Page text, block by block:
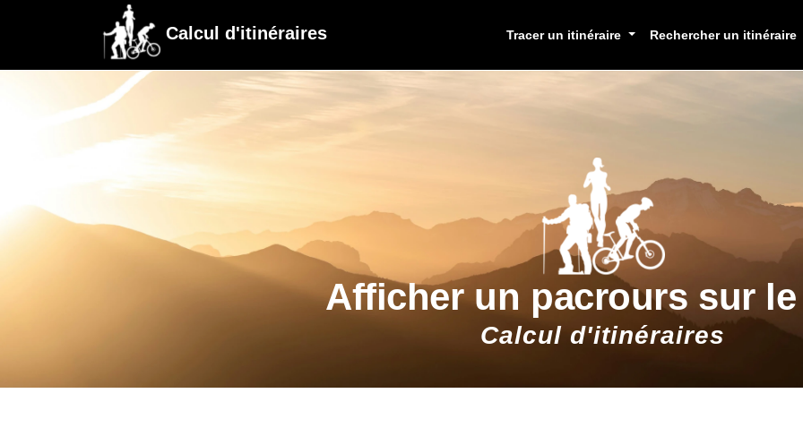
Calcul d'itinéraires Tracer un itinéraire Rechercher un itinéraire
Afficher un pacrours sur
Calcul d'itinéraires